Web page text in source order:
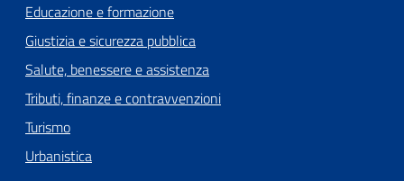
Educazione e formazione
Giustizia e sicurezza pubblica
Salute, benessere e assistenza
Tributi, finanze e contravvenzioni
Turismo
Urbanistica